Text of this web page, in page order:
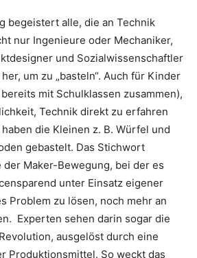
begeistert alle, die an Technik
nur Ingenieure oder Mechaniker,
und Sozialwissenschaftler
um zu „basteln“. Auch für Kinder
mit Schulklassen zusammen),
Technik direkt zu erfahren
die Kleinen z. B. Würfel und
gebastelt. Das Stichwort
der Maker-Bewegung, bei der es
unter Einsatz eigener
Problem zu lösen, noch mehr an
Experten sehen darin sogar die
ausgelöst durch eine
Produktionsmittel. So weckt das